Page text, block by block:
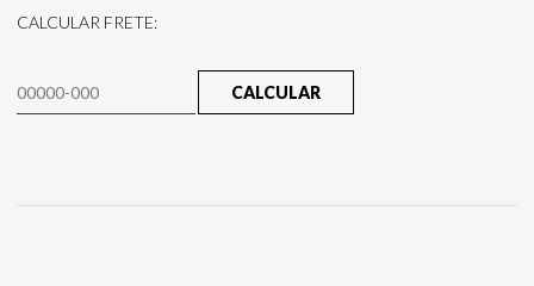
CALCULAR FRETE:
CALCULAR